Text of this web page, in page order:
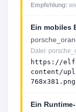
Empfehlung:
Ein mobiles
Datei:
https://
content/
768x381.png
Ein